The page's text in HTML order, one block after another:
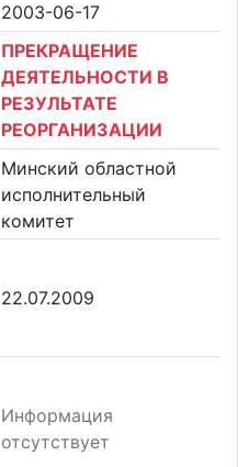
2003-06-17
ПРЕКРАЩЕНИЕ
ДЕЯТЕЛЬНОСТИ В
РЕЗУЛЬТАТЕ
РЕОРГАНИЗАЦИИ
Минский областной
исполнительный
комитет
22.07.2009
Информация
отсутствует